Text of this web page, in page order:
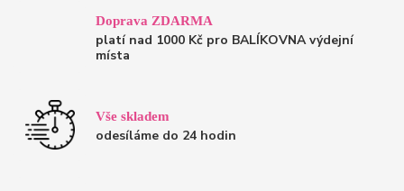
Doprava ZDARMA
platí nad 1000 Kč pro BALÍKOVNA výdejní
místa
Vše skladem
odesíláme do 24 hodin